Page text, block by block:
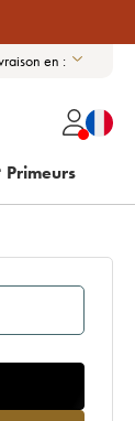
en :
Primeurs